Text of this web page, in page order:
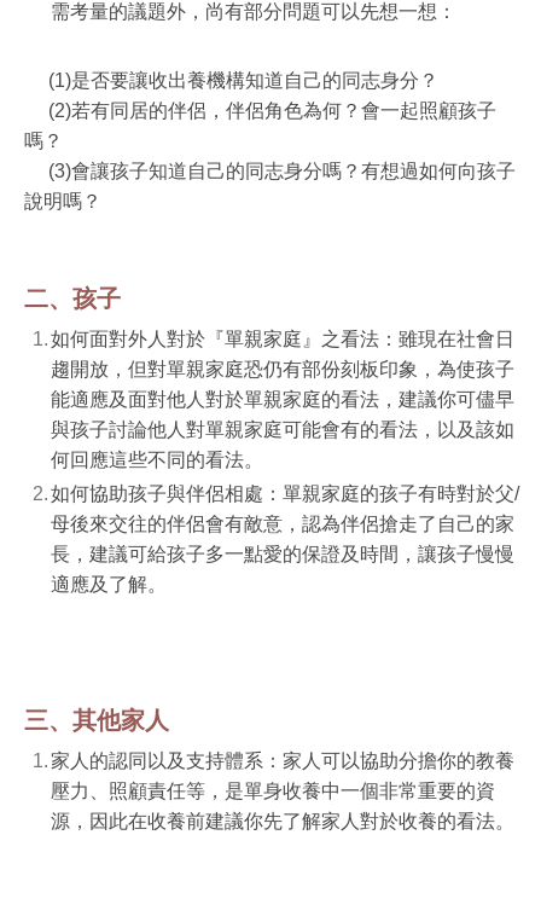
需考量的議題外，尚有部分問題可以先想一想：
(1)是否要讓收出養機構知道自己的同志身分？
(2)若有同居的伴侶，伴侶角色為何？會一起照顧孩子
嗎？
(3)會讓孩子知道自己的同志身分嗎？有想過如何向孩子
說明嗎？
二、孩子
如何面對外人對於『單親家庭』之看法：雖現在社會日
趨開放，但對單親家庭恐仍有部份刻板印象，為使孩子
能適應及面對他人對於單親家庭的看法，建議你可儘早
與孩子討論他人對單親家庭可能會有的看法，以及該如
何回應這些不同的看法。
如何協助孩子與伴侶相處：單親家庭的孩子有時對於父/
母後來交往的伴侶會有敵意，認為伴侶搶走了自己的家
長，建議可給孩子多一點愛的保證及時間，讓孩子慢慢
適應及了解。
三、其他家人
家人的認同以及支持體系：家人可以協助分擔你的教養
壓力、照顧責任等，是單身收養中一個非常重要的資
源，因此在收養前建議你先了解家人對於收養的看法。